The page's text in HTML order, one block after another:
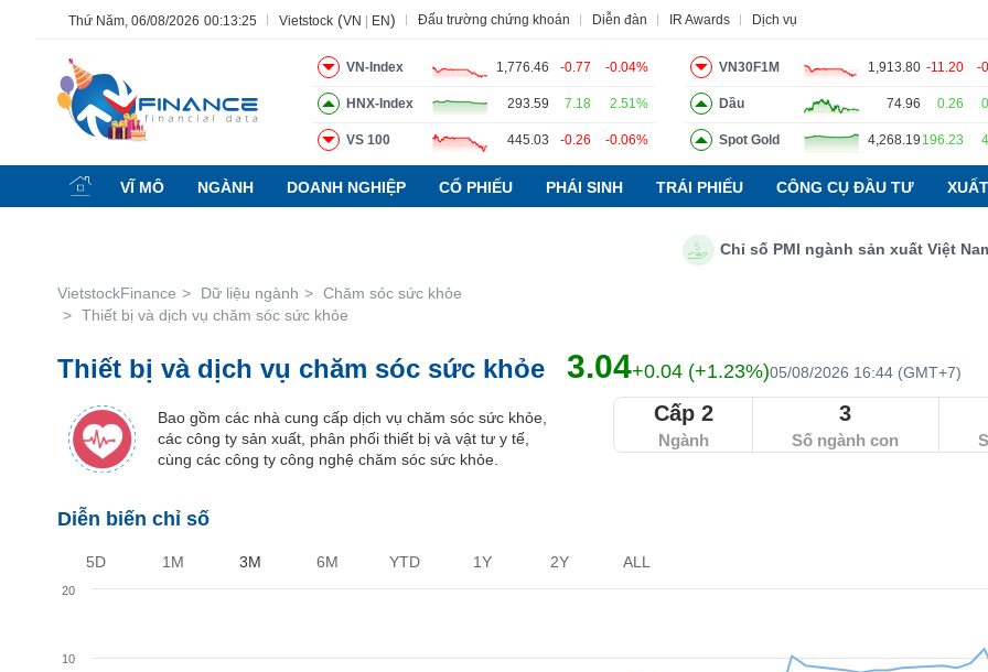
Thứ Năm, 06/08/2026 00:13:26 Vietstock (VN EN) Đấu trường chứng khoán Diễn đàn IR Awards Dịch vụ
VN-Index 1,776.46 -0.77 -0.04%
HNX-Index 293.59 7.18 2.51%
VS 100 445.03 -0.26 -0.06%
VN30F1M 1,913.80 -11.20 -
Dầu 74.96 0.26
Spot Gold 4,268.19 196.23
VĨ MÔ NGÀNH DOANH NGHIỆP CỔ PHIẾU PHÁI SINH TRÁI PHIẾU CÔNG CỤ ĐẦU TƯ
Chỉ số PMI ngành sản xuất Việt Nam
VietstockFinance Dữ liệu ngành
Chăm sóc sức khỏe
Thiết bị và dịch vụ chăm sóc sức khỏe
Thiết bị và dịch vụ chăm sóc sức khỏe 3.04+0.04 (+1.23%)05/08/2026 16:44 (GMT+7)
Bao gồm các nhà cung cấp dịch vụ chăm sóc sức khỏe,
các công ty sản xuất, phân phối thiết bị và vật tư y tế,
cùng các công ty công nghệ chăm sóc sức khỏe.
Cấp 2
Ngành
3
Số ngành con
Diễn biến chỉ số
5D 1M 3M 6M YTD 1Y 2Y ALL
10
20
Tất cả Tính năng Ngành Mã chứng khoán Lãnh đạo Báo cáo phân tích Thuật ngữ
Tính
năng
(-)
KHOÁN
DOANH
NGHIỆP
ĐỘNG
SẢN
TÀI